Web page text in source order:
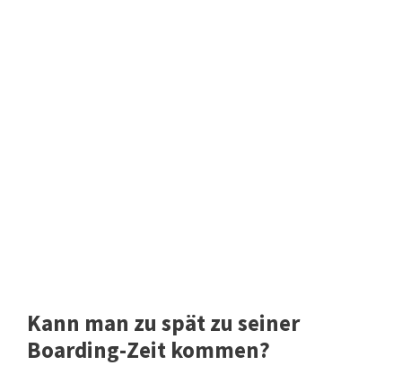
Kann man zu spät zu seiner
Boarding-Zeit kommen?